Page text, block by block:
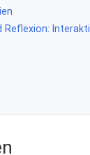
Reflexion: